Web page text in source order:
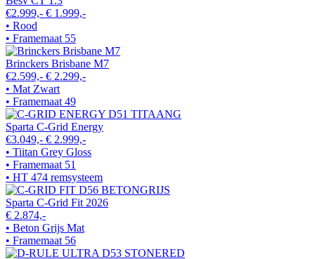
€2.999,- € 1.999,-
• Rood
• Framemaat 55
Brinckers Brisbane M7
€2.599,- € 2.299,-
• Mat Zwart
• Framemaat 49
Sparta C-Grid Energy
€3.049,- € 2.999,-
• Tiitan Grey Gloss
• Framemaat 51
• HT 474 remsysteem
Sparta C-Grid Fit 2026
€ 2.874,-
• Beton Grijs Mat
• Framemaat 56